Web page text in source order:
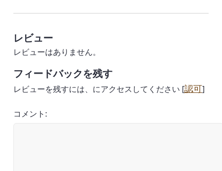
レビュー
レビューはありません。
フィードバックを残す
レビューを残すには、にアクセスしてください [認可]
コメント: